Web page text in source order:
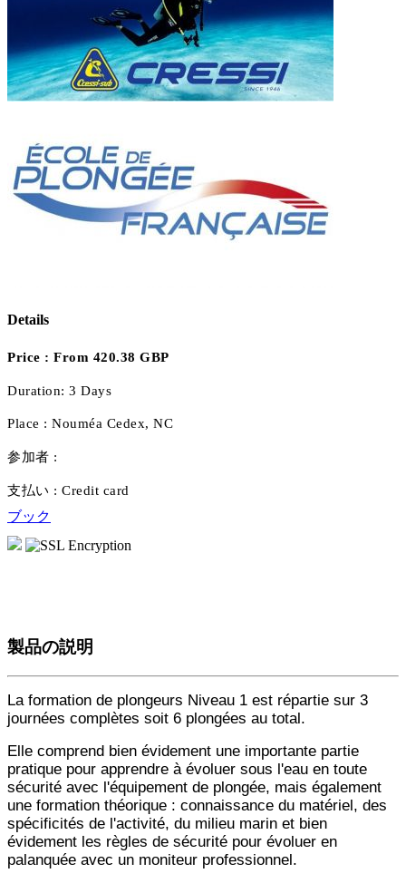
Details
Price : From 420.38 GBP
Duration: 3 Days
Place : Nouméa Cedex, NC
参加者 :
支払い : Credit card
ブック
製品の説明
La formation de plongeurs Niveau 1 est répartie sur 3
journées complètes soit 6 plongées au total.
Elle comprend bien évidement une importante partie
pratique pour apprendre à évoluer sous l'eau en toute
sécurité avec l'équipement de plongée, mais également
une formation théorique : connaissance du matériel, des
spécificités de l'activité, du milieu marin et bien
évidement les règles de sécurité pour évoluer en
palanquée avec un moniteur professionnel.